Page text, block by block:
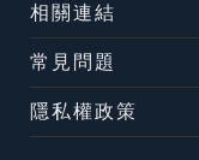
相關連結
常見問題
隱私權政策